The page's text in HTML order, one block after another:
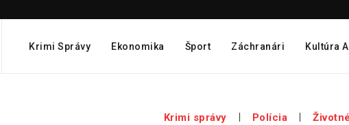
Krimi Správy Ekonomika Šport Záchranári Kultúra
Krimi správy Polícia